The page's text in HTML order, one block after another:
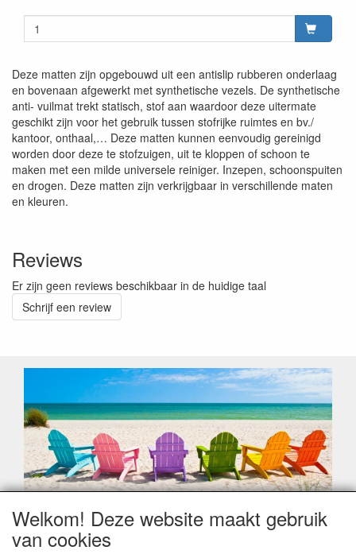
Deze matten zijn opgebouwd uit een antislip rubberen onderlaag
en bovenaan afgewerkt met synthetische vezels. De synthetische
anti- vuilmat trekt statisch, stof aan waardoor deze uitermate
geschikt zijn voor het gebruik tussen stofrijke ruimtes en bv./
kantoor, onthaal,… Deze matten kunnen eenvoudig gereinigd
worden door deze te stofzuigen, uit te kloppen of schoon te
maken met een milde universele reiniger. Inzepen, schoonspuiten
en drogen. Deze matten zijn verkrijgbaar in verschillende maten
en kleuren.
Reviews
Er zijn geen reviews beschikbaar in de huidige taal
Schrijf een review
Geachte klant,
Zoals elk jaar zorgt de verlofperiode, naast een hoop
Welkom! Deze website maakt gebruik
van cookies